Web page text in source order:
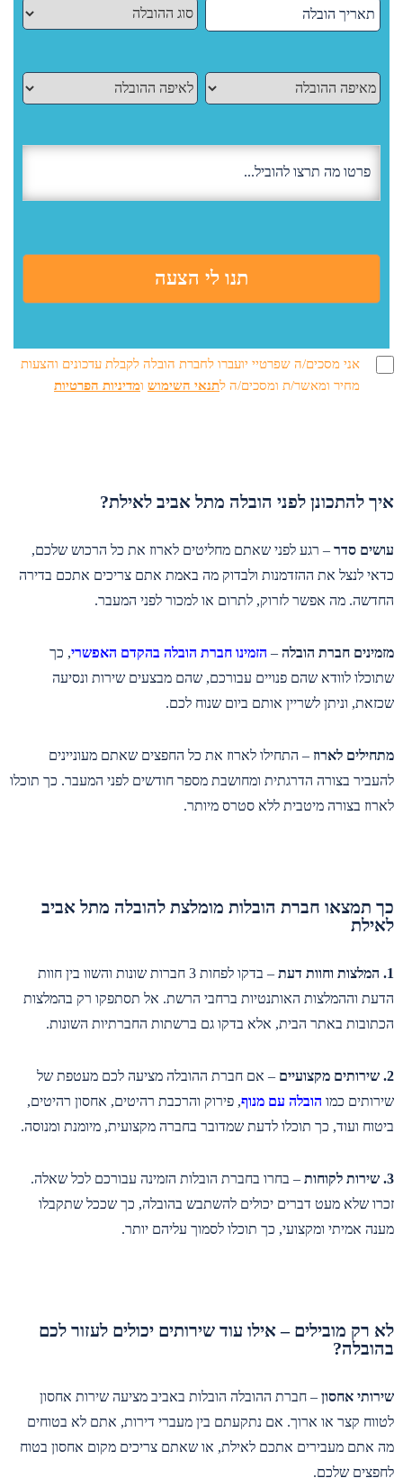
אני מסכים/ה שפרטיי יועברו לחברת הובלה לקבלת עדכונים והצעות
מחיר ומאשר/ת ומסכים/ה לתנאי השימוש ומדיניות הפרטיות
איך להתכונן לפני הובלה מתל אביב לאילת?
עושים סדר – רגע לפני שאתם מחליטים לארוז את כל הרכוש שלכם,
כדאי לנצל את ההזדמנות ולבדוק מה באמת אתם צריכים אתכם בדירה
החדשה. מה אפשר לזרוק, לתרום או למכור לפני המעבר.
מזמינים חברת הובלה – הזמינו חברת הובלה בהקדם האפשרי, כך
שתוכלו לוודא שהם פנויים עבורכם, שהם מבצעים שירות ונסיעה
שכזאת, וניתן לשריין אותם ביום שנוח לכם.
מתחילים לארוז – התחילו לארוז את כל החפצים שאתם מעוניינים
להעביר בצורה הדרגתית ומחושבת מספר חודשים לפני המעבר. כך תוכלו
לארוז בצורה מיטבית ללא סטרס מיותר.
כך תמצאו חברת הובלות מומלצת להובלה מתל אביב
לאילת
1. המלצות וחוות דעת
– בדקו לפחות 3 חברות שונות והשוו בין חוות
הדעת וההמלצות האותנטיות ברחבי הרשת. אל תסתפקו רק בהמלצות
הכתובות באתר הבית, אלא בדקו גם ברשתות החברתיות השונות.
2. שירותים מקצועיים
– אם חברת ההובלה מציעה לכם מעטפת של
שירותים כמו הובלה עם מנוף, פירוק והרכבת רהיטים, אחסון רהיטים,
ביטוח ועוד, כך תוכלו לדעת שמדובר בחברה מקצועית, מיומנת ומנוסה.
3. שירות לקוחות
– בחרו בחברת הובלות הזמינה עבורכם לכל שאלה.
זכרו שלא מעט דברים יכולים להשתבש בהובלה, כך שככל שתקבלו
מענה אמיתי ומקצועי, כך תוכלו לסמוך עליהם יותר.
לא רק מובילים – אילו עוד שירותים יכולים לעזור לכם
בהובלה?
שירותי אחסון – חברת ההובלה הובלות באביב מציעה שירות אחסון
לטווח קצר או ארוך. אם נתקעתם בין מעברי דירות, אתם לא בטוחים
מה אתם מעבירים אתכם לאילת, או שאתם צריכים מקום אחסון בטוח
לחפצים שלכם.